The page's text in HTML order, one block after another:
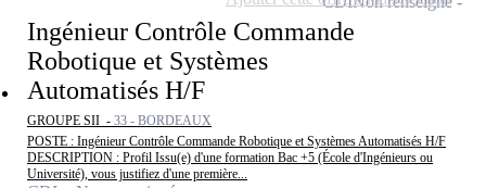
Ingénieur Contrôle Commande
Robotique et Systèmes
Automatisés H/F
GROUPE SII - 33 - BORDEAUX
POSTE : Ingénieur Contrôle Commande Robotique et Systèmes Automatisés H/F
DESCRIPTION : Profil Issu(e) d'une formation Bac +5 (École d'Ingénieurs ou
Université), vous justifiez d'une première...